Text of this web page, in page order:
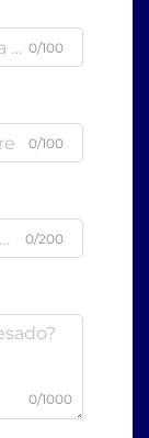
0/100
0/100
0/200
0/1000